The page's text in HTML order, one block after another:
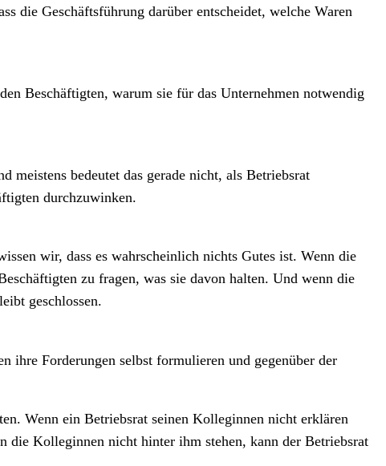
die Geschäftsführung darüber entscheidet, welche Waren
Beschäftigten, warum sie für das Unternehmen notwendig
meistens bedeutet das gerade nicht, als Betriebsrat
durchzuwinken.
wir, dass es wahrscheinlich nichts Gutes ist. Wenn die
zu fragen, was sie davon halten. Und wenn die
geschlossen.
ihre Forderungen selbst formulieren und gegenüber der
Wenn ein Betriebsrat seinen Kolleginnen nicht erklären
die Kolleginnen nicht hinter ihm stehen, kann der Betriebsrat